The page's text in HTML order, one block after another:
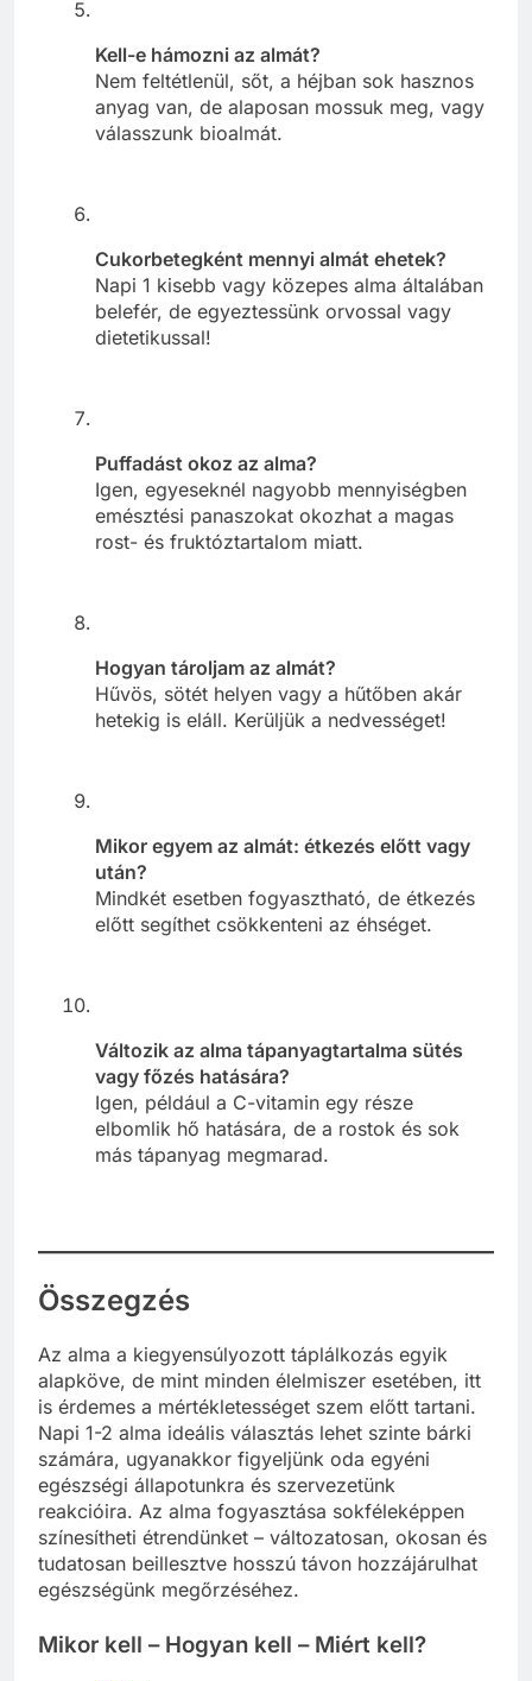
Kell-e hámozni az almát?
Nem feltétlenül, sőt, a héjban sok hasznos
anyag van, de alaposan mossuk meg, vagy
válasszunk bioalmát.
Cukorbetegként mennyi almát ehetek?
Napi 1 kisebb vagy közepes alma általában
belefér, de egyeztessünk orvossal vagy
dietetikussal!
Puffadást okoz az alma?
Igen, egyeseknél nagyobb mennyiségben
emésztési panaszokat okozhat a magas
rost- és fruktóztartalom miatt.
Hogyan tároljam az almát?
Hűvös, sötét helyen vagy a hűtőben akár
hetekig is eláll. Kerüljük a nedvességet!
Mikor egyem az almát: étkezés előtt vagy
után?
Mindkét esetben fogyasztható, de étkezés
előtt segíthet csökkenteni az éhséget.
Változik az alma tápanyagtartalma sütés
vagy főzés hatására?
Igen, például a C-vitamin egy része
elbomlik hő hatására, de a rostok és sok
más tápanyag megmarad.
Összegzés
Az alma a kiegyensúlyozott táplálkozás egyik
alapköve, de mint minden élelmiszer esetében, itt
is érdemes a mértékletességet szem előtt tartani.
Napi 1-2 alma ideális választás lehet szinte bárki
számára, ugyanakkor figyeljünk oda egyéni
egészségi állapotunkra és szervezetünk
reakcióira. Az alma fogyasztása sokféleképpen
színesítheti étrendünket – változatosan, okosan és
tudatosan beillesztve hosszú távon hozzájárulhat
egészségünk megőrzéséhez.
Mikor kell – Hogyan kell – Miért kell?